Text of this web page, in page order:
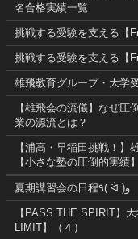
名合格実績一覧
挑戦する受験を支える【
挑戦する受験を支える【
雄飛教育グループ・大学
【雄飛会の流儀】なぜ
業の源流とは？
【浦高・早稲田挑戦！
【小さな塾の圧倒的実績】
夏期講習会の日程٩( ᐛ )و
【PASS THE SPIRIT】
LIMIT】（４）